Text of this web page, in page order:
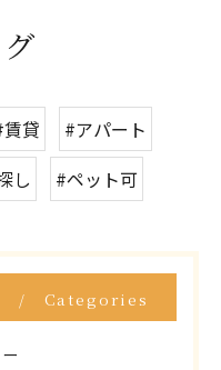
貸
#アパート
し #ペット可
Categories